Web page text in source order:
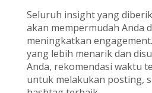
Seluruh insight yang
akan mempermudah Anda
meningkatkan
yang lebih menarik dan
Anda, rekomendasi waktu
untuk melakukan posting,